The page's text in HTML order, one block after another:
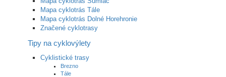
Mapa cyklotrás Tále
Mapa cyklotrás Dolné Horehronie
Značené cyklotrasy
Tipy na cyklovýlety
Cyklistické trasy
Brezno
Tále